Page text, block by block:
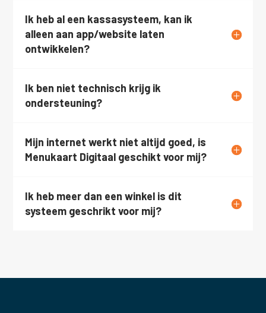
Ik heb al een kassasysteem, kan ik
alleen aan app/website laten
ontwikkelen?
Ik ben niet technisch krijg ik
ondersteuning?
Mijn internet werkt niet altijd goed, is
Menukaart Digitaal geschikt voor mij?
Ik heb meer dan een winkel is dit
systeem geschrikt voor mij?